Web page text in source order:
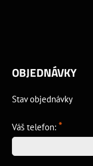
OBJEDNÁVKY
Stav objednávky
Váš telefon: *